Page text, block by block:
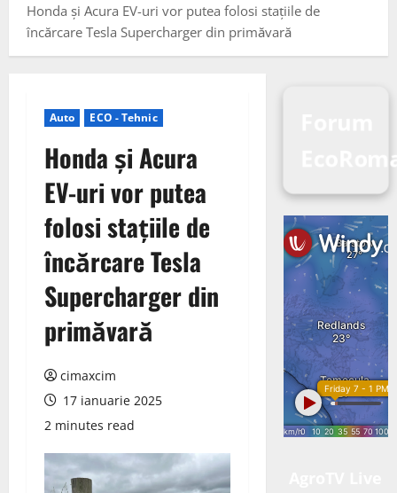
Honda și Acura EV-uri vor putea folosi stațiile de
încărcare Tesla Supercharger din primăvară
Auto ECO - Tehnic
Honda și Acura
EV-uri vor putea
folosi stațiile de
încărcare Tesla
Supercharger din
primăvară
cimaxcim
17 ianuarie 2025
2 minutes read